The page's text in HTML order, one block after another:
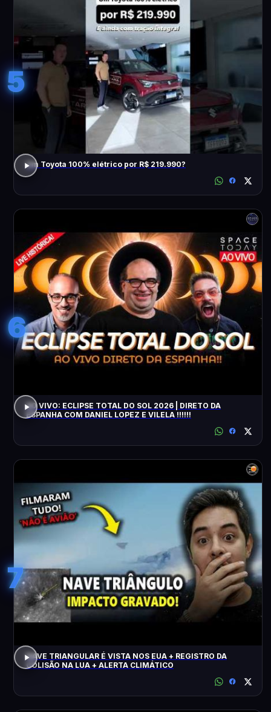
5
Um Toyota 100% elétrico por R$ 219.990?
6
AO VIVO: ECLIPSE TOTAL DO SOL 2026 | DIRETO DA
ESPANHA COM DANIEL LOPEZ E VILELA !!!!!!
7
NAVE TRIANGULAR É VISTA NOS EUA + REGISTRO DA
COLISÃO NA LUA + ALERTA CLIMÁTICO